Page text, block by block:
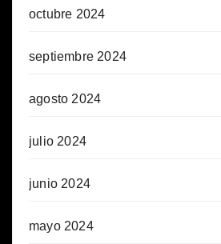
octubre 2024
septiembre 2024
agosto 2024
julio 2024
junio 2024
mayo 2024